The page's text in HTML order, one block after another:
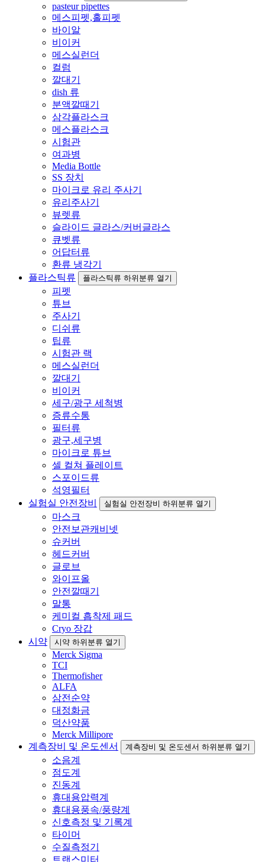
pasteur pipettes
메스피펫,홀피펫
바이알
비이커
메스실런더
컬럼
깔대기
dish 류
분액깔때기
삼각플라스크
메스플라스크
시험관
여과병
Media Bottle
SS 장치
마이크로 유리 주사기
유리주사기
뷰렛류
슬라이드 글라스/커버글라스
큐벳류
어답터류
환류 냉각기
플라스틱류
플라스틱류 하위분류 열기
피펫
튜브
주사기
디쉬류
팁류
시험관 랙
메스실런더
깔대기
비이커
세구/광구 세척병
증류수통
필터류
광구,세구병
마이크로 튜브
셀 컬쳐 플레이트
스포이드류
석영필터
실험실 안전장비
실험실 안전장비 하위분류 열기
마스크
안전보관캐비넷
슈커버
헤드커버
글로브
와이프올
안전깔때기
말통
케미컬 흡착제 패드
Cryo 장갑
시약
시약 하위분류 열기
Merck Sigma
TCI
Thermofisher
ALFA
삼전순약
대정화금
덕산약품
Merck Millipore
계측장비 및 온도센서
계측장비 및 온도센서 하위분류 열기
소음계
점도계
진동계
휴대용압력계
휴대용풍속/풍량계
신호측정 및 기록계
타이머
수질측정기
트랜스미터